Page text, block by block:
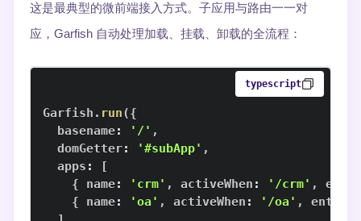
这是最典型的微前端接入方式。子应用与路由一一对
应，Garfish 自动处理加载、挂载、卸载的全流程：
typescript
Garfish . run({
  basename
: '/' ,
  domGetter
: '#subApp' ,
  apps
:
[
{ name: 'crm' , activeWhen : '/crm' ,
entry
{ name: 'oa' , activeWhen : '/oa' , entry